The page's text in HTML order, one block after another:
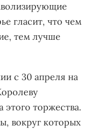
гласит, что чем
тем лучше
с 30 апреля на
этого торжества.
вокруг которых